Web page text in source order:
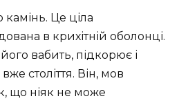
Це ціла
в крихітній оболонці.
його вабить, підкорює і
століття. Він, мов
що ніяк не може